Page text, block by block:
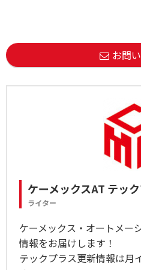
お問
ケーメックスAT テッ
ライター
ケーメックス・オートメー
情報をお届けします！
テックプラス更新情報は月